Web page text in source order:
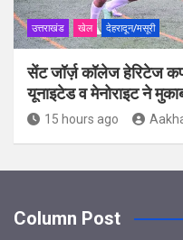
उत्तराखंड खेल देहरादून/मसूरी
सेंट जॉर्ज़ कॉलेज हेरिटेज
यूनाइटेड व मेनोराइट ने
15 hours ago
Column Post